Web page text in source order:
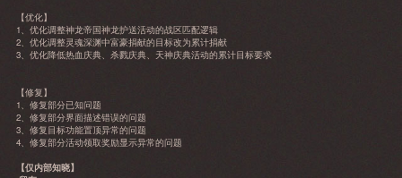
【优化】
1、优化调整神龙帝国神龙护送活动的战区匹配逻辑
2、优化调整灵魂深渊中富豪捐献的目标改为累计捐献
3、优化降低热血庆典、杀戮庆典、天神庆典活动的累计目标要求
【修复】
1、修复部分已知问题
2、修复部分界面描述错误的问题
3、修复目标功能置顶异常的问题
4、修复部分活动领取奖励显示异常的问题
【仅内部知晓】